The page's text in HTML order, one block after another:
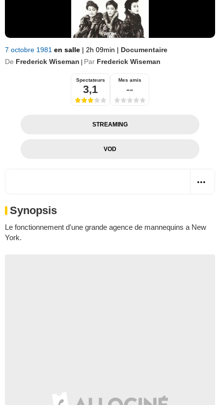
7 octobre 1981 en salle | 2h 09min | Documentaire
De Frederick Wiseman Par Frederick Wiseman
Spectateurs
3,1
Mes amis
--
STREAMING
VOD
Synopsis
Le fonctionnement d'une grande agence de mannequins a New
York.